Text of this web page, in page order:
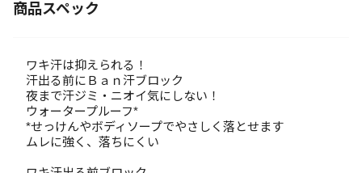
商品スペック
ワキ汗は抑えられる！
汗出る前にＢａｎ汗ブロック
夜まで汗ジミ・ニオイ気にしない！
ウォータープルーフ*
*せっけんやボディソープでやさしく落とせます
ムレに強く、落ちにくい